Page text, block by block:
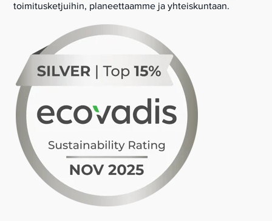
toimitusketjuihin, planeettaamme ja yhteiskuntaan.